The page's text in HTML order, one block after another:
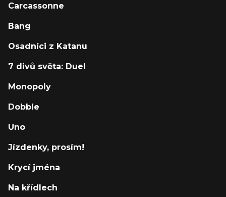
Carcassonne
Bang
Osadníci z Katanu
7 divů světa: Duel
Monopoly
Dobble
Uno
Jízdenky, prosím!
Krycí jména
Na křídlech